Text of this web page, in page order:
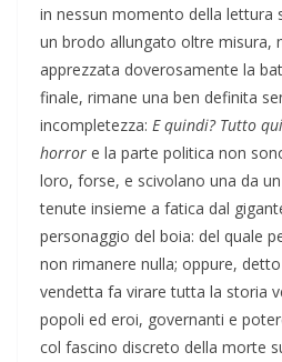
in nessun momento della lettura
un brodo allungato oltre misura,
apprezzata doverosamente la
finale, rimane una ben definita
incompletezza: E quindi? Tutto
horror e la parte politica non
loro, forse, e scivolano una da un
tenute insieme a fatica dal
personaggio del boia: del quale
non rimanere nulla; oppure,
vendetta fa virare tutta la storia
popoli ed eroi, governanti e
col fascino discreto della morte